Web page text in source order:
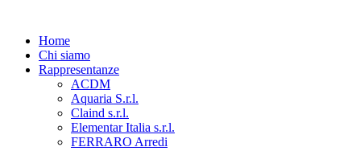
Home
Chi siamo
Rappresentanze
ACDM
Aquaria S.r.l.
Claind s.r.l.
Elementar Italia s.r.l.
FERRARO Arredi